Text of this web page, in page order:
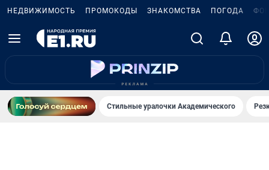
НЕДВИЖИМОСТЬ ПРОМОКОДЫ ЗНАКОМСТВА ПОГОДА
Стильные уралочки Академического